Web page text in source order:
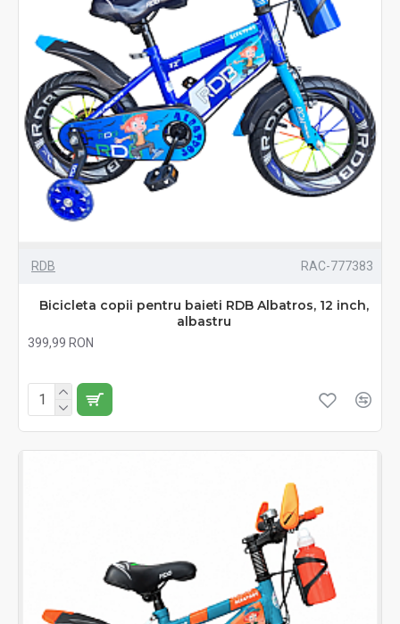
RDB RAC-777383
Bicicleta copii pentru baieti RDB Albatros, 12 inch,
albastru
399,99 RON